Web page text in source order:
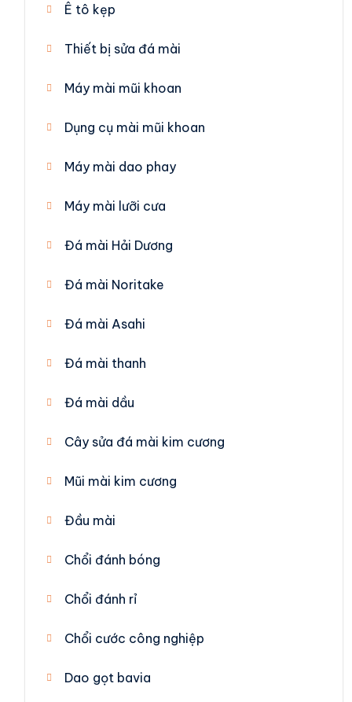
Ê tô kẹp
Thiết bị sửa đá mài
Máy mài mũi khoan
Dụng cụ mài mũi khoan
Máy mài dao phay
Máy mài lưỡi cưa
Đá mài Hải Dương
Đá mài Noritake
Đá mài Asahi
Đá mài thanh
Đá mài dầu
Cây sửa đá mài kim cương
Mũi mài kim cương
Đầu mài
Chổi đánh bóng
Chổi đánh rỉ
Chổi cước công nghiệp
Dao gọt bavia